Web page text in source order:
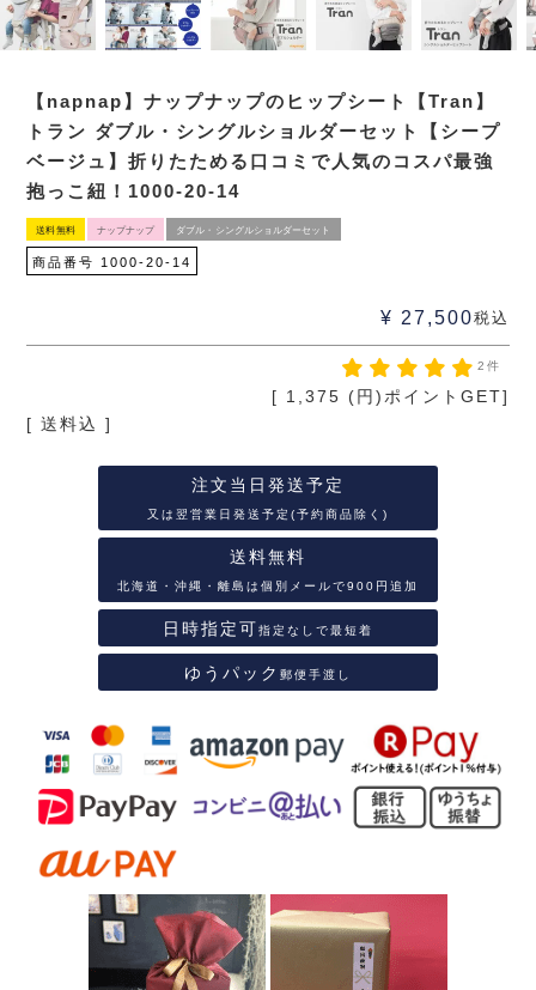
【napnap】ナップナップのヒップシート【Tran】
トラン ダブル・シングルショルダーセット【シープ
ベージュ】折りたためる口コミで人気のコスパ最強
抱っこ紐！1000-20-14
送料無料 ナップナップ ダブル・シングルショルダーセット
商品番号 1000-20-14
¥ 27,500税込
2件
[ 1,375 (円)ポイントGET]
送料込
注文当日発送予定
又は翌営業日発送予定(予約商品除く)
送料無料
北海道・沖縄・離島は個別メールで900円追加
日時指定可指定なしで最短着
ゆうパック 郵便手渡し